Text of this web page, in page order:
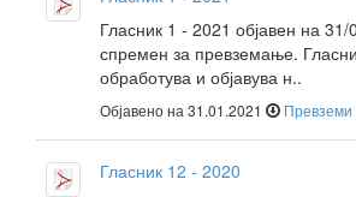
Гласник 1 - 2021 објавен на
спремен за превземање.
обработува и објавува н..
Објавено на 31.01.2021 Превземи
Гласник 12 - 2020